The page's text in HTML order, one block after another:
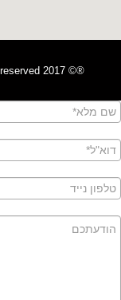
®© 2017 East-West Stores LTD Company. All rights reserved